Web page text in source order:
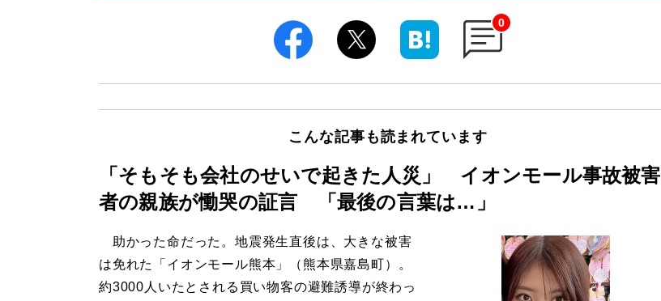
0
こんな記事も読まれています
「そもそも会社のせいで起きた人災」 イオンモール事故被害
者の親族が慟哭の証言 「最後の言葉は…」
助かった命だった。地震発生直後は、大きな被害
は免れた「イオンモール熊本」（熊本県嘉島町）。
約3000人いたとされる買い物客の避難誘導が終わっ